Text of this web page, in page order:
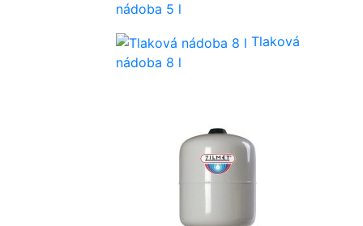
nádoba 5 l
Tlaková
nádoba 8 l